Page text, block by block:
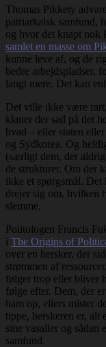
Thomas Pikkety
patriarkalsk samfund,
og hvor det knapt nok
samlet en masse om
kunne leve af, og de
bedre arbejdspladser,
langt mere. Det kan
Det ville ikke være
klaner der sad på det
hvad – eller staten
og Sydkorea. Og
(særligt dem, der
de strukturer. Om der
ikke et spørgsmål.
drejer sig om, hvilken
slemme.
Politologen Francis
i The Origins of
over en hersker, der
strømmen af
følger trop eller bliver
følge efter. Dem, der
ham op, ellers mister
tippe, herskeren er,
sine vasaller og sådan
samfund.